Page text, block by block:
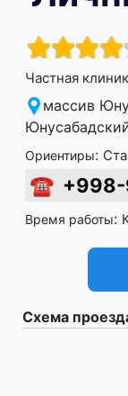
Частная
массив
Ориентиры:
☎
Время работы:
Схема